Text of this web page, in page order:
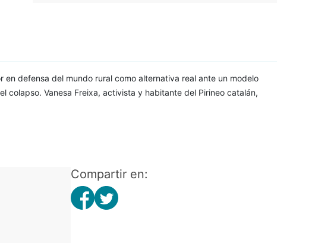
defensa del mundo rural como alternativa real ante un modelo
colapso. Vanesa Freixa, activista y habitante del Pirineo catalán,
Compartir en: